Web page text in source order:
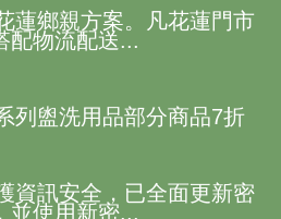
鄉親方案。凡花蓮門市
配物流配送...
盥洗用品部分商品7折
訊安全，已全面更新密
並使用新密...